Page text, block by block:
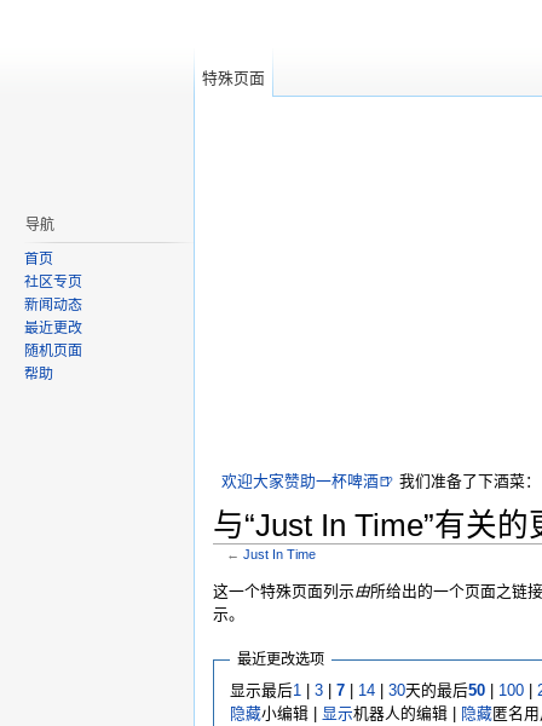
欢迎大家赞助一杯啤酒🍺 我们准备了下酒菜：
与“Just In Time”有关的
← Just In Time
这一个特殊页面列示由所给出的一个页面之链
示。
最近更改选项
显示最后1| 3| 7| 14| 30天的最后50| 100|
隐藏小编辑 | 显示机器人的编辑 | 隐藏匿名
特殊页面
导航
首页
社区专页
新闻动态
最近更改
随机页面
帮助